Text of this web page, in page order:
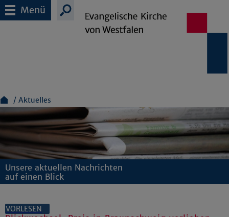
Menü
Aktuelles
Unsere aktuellen Nachrichten
auf einen Blick
VORLESEN